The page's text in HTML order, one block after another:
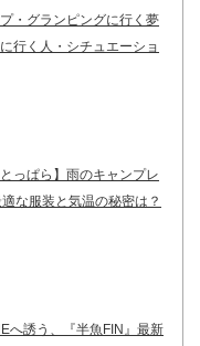
・グランピングに行く夢
行く人・シチュエーショ
っぱら】雨のキャンプレ
な服装と気温の秘密は？
へ誘う、『半魚FIN』最新